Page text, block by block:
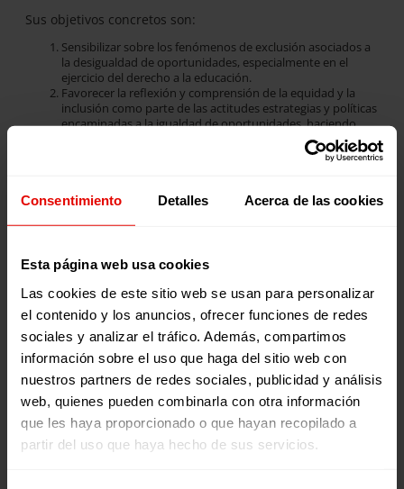
Consentimiento Detalles Acerca de las cookies
Esta página web usa cookies
Las cookies de este sitio web se usan para personalizar
el contenido y los anuncios, ofrecer funciones de redes
sociales y analizar el tráfico. Además, compartimos
información sobre el uso que haga del sitio web con
nuestros partners de redes sociales, publicidad y análisis
web, quienes pueden combinarla con otra información
que les haya proporcionado o que hayan recopilado a
partir del uso que haya hecho de sus servicios.
Sus objetivos concretos son:
Sensibilizar sobre los fenómenos de exclusión asociados a
la desigualdad de oportunidades, especialmente en el
ejercicio del derecho a la educación.
Favorecer la reflexión y comprensión de la equidad y la
inclusión como parte de las actitudes estrategias y políticas
encaminadas a la igualdad de oportunidades, haciendo
Promover actitudes y valores que facilitan la participación
sociales con este mismo fin.
Publicaciones relacionadas: